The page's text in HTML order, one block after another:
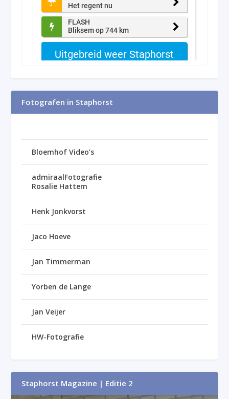
Fotografen in Staphorst
Bloemhof Video’s
admiraalFotografie
Rosalie Hattem
Henk Jonkvorst
Jaco Hoeve
Jan Timmerman
Yorben de Lange
Jan Veijer
HW-Fotografie
Staphorst Magazine | Editie 2